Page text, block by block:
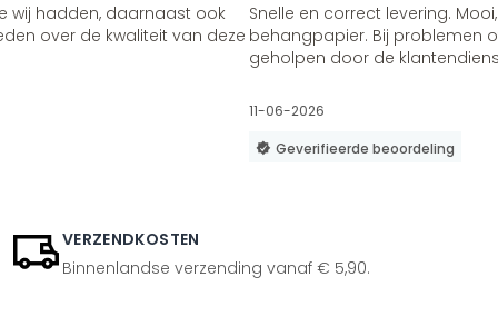
wij hadden, daarnaast ook
over de kwaliteit van deze
Snelle en correct levering.
behangpapier. Bij problemen
geholpen door de
11-06-2026
Geverifieerde beoordeling
VERZENDKOSTEN
Binnenlandse verzending vanaf € 5,90.